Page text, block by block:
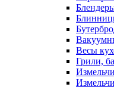
Весы
Грили,